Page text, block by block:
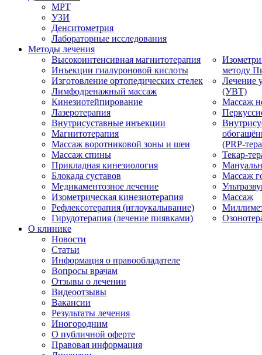
МРТ
УЗИ
Денситометрия
Лабораторные исследования
Методы лечения
Высокоинтенсивная магнитотерапия
Инъекции гиалуроновой кислоты
Изготовление ортопедических стелек
Лимфодренажный массаж
Кинезиотейпирование
Лазеротерапия
Внутрисуставные инъекции
Магнитотерапия
Массаж воротниковой зоны и шеи
Массаж спины
Прикладная кинезиология
Блокада суставов
Медикаментозное лечение
Изометрическая кинезиотерапия
Рефлексотерапия (иглоукалывание)
Гирудотерапия (лечение пиявками)
методу
Лечение
(УВТ)
Массаж
(PRP-
Текар-
Массаж
Массаж
О клинике
Новости
Статьи
Информация о правообладателе
Вопросы врачам
Отзывы о лечении
Видеоотзывы
Вакансии
Результаты лечения
Иногородним
О публичной оферте
Правовая информация